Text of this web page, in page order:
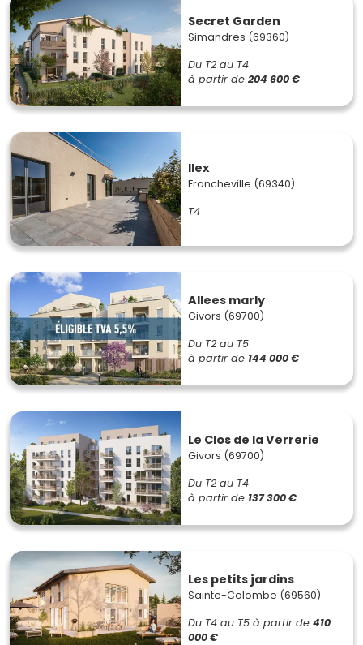
Secret Garden
Simandres (69360)
Du T2 au T4
à partir de 204 600 €
Ilex
Francheville (69340)
T4
Allees marly
Givors (69700)
Du T2 au T5
à partir de 144 000 €
Le Clos de la Verrerie
Givors (69700)
Du T2 au T4
à partir de 137 300 €
Les petits jardins
Sainte-Colombe (69560)
Du T4 au T5 à partir de 410
000 €